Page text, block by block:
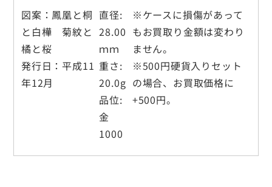
図案：鳳凰と桐
と白樺 菊紋と
橘と桜
発行日：平成11
年12月
直径:
28.00
ｍｍ
重さ:
20.0g
品位:
金
1000
※ケースに損傷があって
もお買取り金額は変わり
ません。
※500円硬貨入りセット
の場合、お買取価格に
+500円。